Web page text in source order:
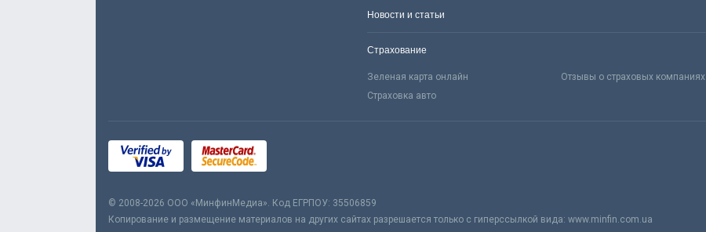
Новости и статьи
Страхование
Зеленая карта онлайн Отзывы о страховых компаниях
Страховка авто
© 2008-2026 ООО «МинфинМедиа». Код ЕГРПОУ: 35506859
Копирование и размещение материалов на других сайтах разрешается только с гиперссылкой вида: www.minfin.com.ua